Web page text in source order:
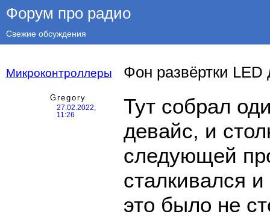
Форум про радио
Свежие обсуждения
Микроконтроллеры Фон развёртки LED
Gregory
27.02.2022,
11:26
Тут собрал
девайс, и
следующей
сталкивался
это было не